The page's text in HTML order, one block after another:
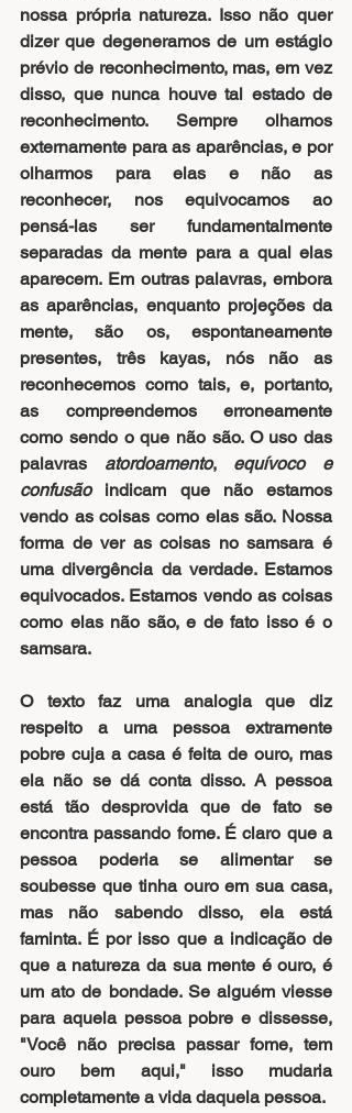
nossa própria natureza. Isso não quer
dizer que degeneramos de um estágio
prévio de reconhecimento, mas, em vez
disso, que nunca houve tal estado de
reconhecimento. Sempre olhamos
externamente para as aparências, e por
olharmos para elas e não as
reconhecer, nos equivocamos ao
pensá-las ser fundamentalmente
separadas da mente para a qual elas
aparecem. Em outras palavras, embora
as aparências, enquanto projeções da
mente, são os, espontaneamente
presentes, três kayas, nós não as
reconhecemos como tais, e, portanto,
as compreendemos erroneamente
como sendo o que não são. O uso das
palavras atordoamento, equívoco e
confusão indicam que não estamos
vendo as coisas como elas são. Nossa
forma de ver as coisas no samsara é
uma divergência da verdade. Estamos
equivocados. Estamos vendo as coisas
como elas não são, e de fato isso é o
samsara.
O texto faz uma analogia que diz
respeito a uma pessoa extramente
pobre cuja a casa é feita de ouro, mas
ela não se dá conta disso. A pessoa
está tão desprovida que de fato se
encontra passando fome. É claro que a
pessoa poderia se alimentar se
soubesse que tinha ouro em sua casa,
mas não sabendo disso, ela está
faminta. É por isso que a indicação de
que a natureza da sua mente é ouro, é
um ato de bondade. Se alguém viesse
para aquela pessoa pobre e dissesse,
"Você não precisa passar fome, tem
ouro bem aqui," isso mudaria
completamente a vida daquela pessoa.